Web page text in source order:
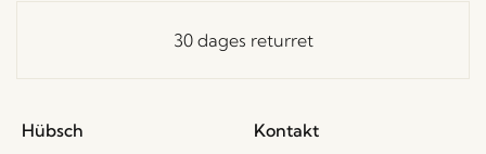
30 dages returret
Hübsch
Kontakt